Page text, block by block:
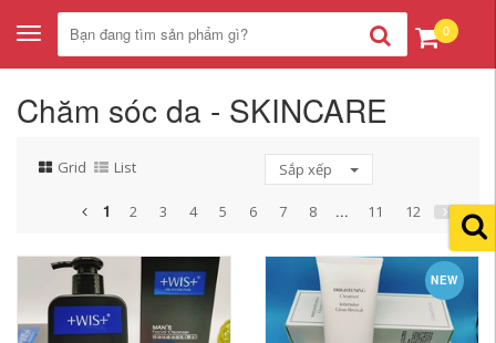
Toggle
navigation
0
Chăm sóc da - SKINCARE
Grid List Sắp xếp
1 2 3 4 5 6 7 8 ... 11 12
NEW